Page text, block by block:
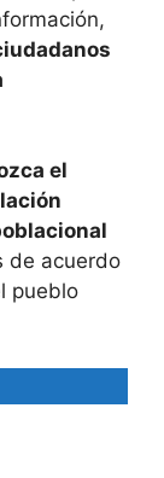
el
de acuerdo
pueblo